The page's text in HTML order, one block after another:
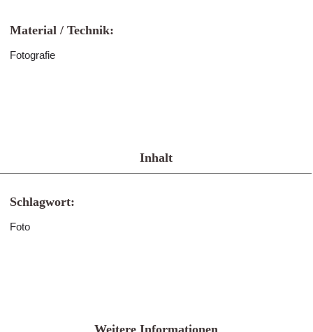
Material / Technik:
Fotografie
Inhalt
Schlagwort:
Foto
Weitere Informationen